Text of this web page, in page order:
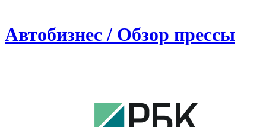
Автобизнес / Обзор прессы